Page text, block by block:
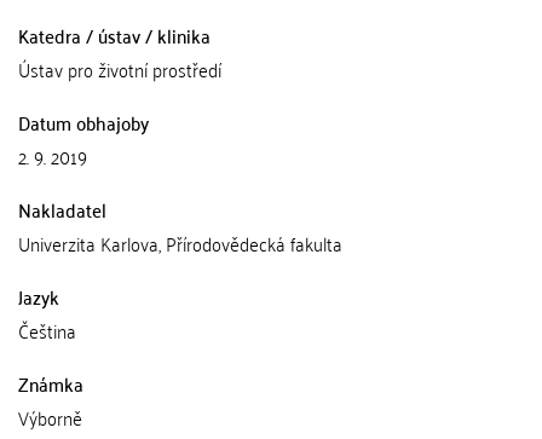
Katedra / ústav / klinika
Ústav pro životní prostředí
Datum obhajoby
2. 9. 2019
Nakladatel
Univerzita Karlova, Přírodovědecká fakulta
Jazyk
Čeština
Známka
Výborně